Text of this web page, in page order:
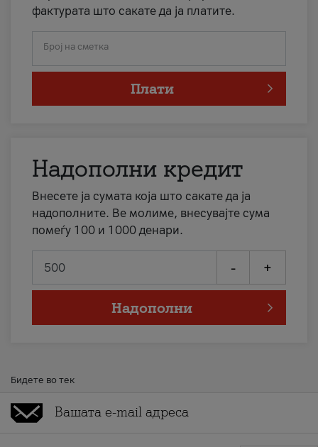
фактурата што сакате да ја платите.
Број на сметка
Плати
Надополни кредит
Внесете ја сумата која што сакате да ја
надополните. Ве молиме, внесувајте сума
помеѓу 100 и 1000 денари.
- +
Надополни
Бидете во тек